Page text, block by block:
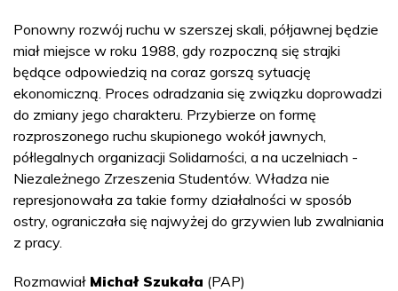
Ponowny rozwój ruchu w szerszej skali, półjawnej będzie
miał miejsce w roku 1988, gdy rozpoczną się strajki
będące odpowiedzią na coraz gorszą sytuację
ekonomiczną. Proces odradzania się związku doprowadzi
do zmiany jego charakteru. Przybierze on formę
rozproszonego ruchu skupionego wokół jawnych,
półlegalnych organizacji Solidarności, a na uczelniach -
Niezależnego Zrzeszenia Studentów. Władza nie
represjonowała za takie formy działalności w sposób
ostry, ograniczała się najwyżej do grzywien lub zwalniania
z pracy.
Rozmawiał Michał Szukała (PAP)